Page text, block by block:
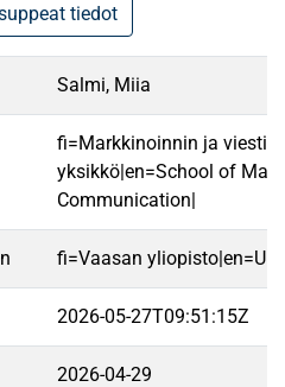
tiedot
Salmi, Miia
fi=Markkinoinnin ja
yksikkö|en=School of
Communication|
fi=Vaasan
2026-05-27T09:51:15Z
2026-04-29